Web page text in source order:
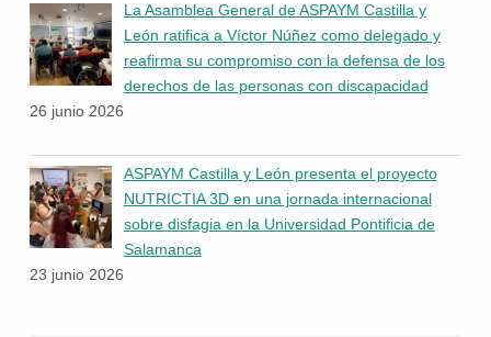
La Asamblea General de ASPAYM Castilla y
León ratifica a Víctor Núñez como delegado y
reafirma su compromiso con la defensa de los
derechos de las personas con discapacidad
26 junio 2026
ASPAYM Castilla y León presenta el proyecto
NUTRICTIA 3D en una jornada internacional
sobre disfagia en la Universidad Pontificia de
Salamanca
23 junio 2026